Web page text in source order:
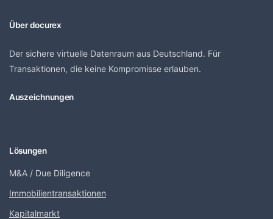
Über docurex
Der sichere virtuelle Datenraum aus Deutschland. Für
Transaktionen, die keine Kompromisse erlauben.
Auszeichnungen
Lösungen
M&A / Due Diligence
Immobilientransaktionen
Kapitalmarkt